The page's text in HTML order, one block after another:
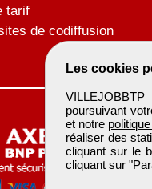
Les cookies
poursuivant
et notre
réaliser des
cliquant sur le
cliquant sur
tarif
de codiffusion